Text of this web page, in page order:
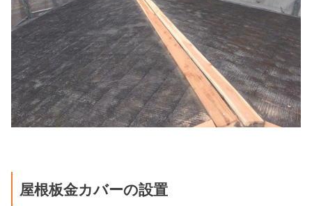
屋根板金カバーの設置